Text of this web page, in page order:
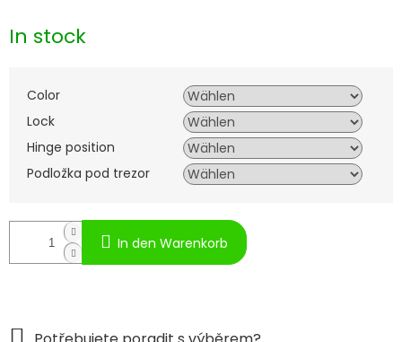
In stock
Color
Lock
Hinge position
Podložka pod trezor
In den Warenkorb